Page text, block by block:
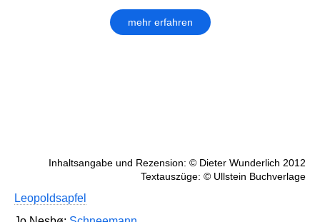
mehr erfahren
Inhaltsangabe und Rezension: © Dieter Wunderlich 2012
Textauszüge: © Ullstein Buchverlage
Leopoldsapfel